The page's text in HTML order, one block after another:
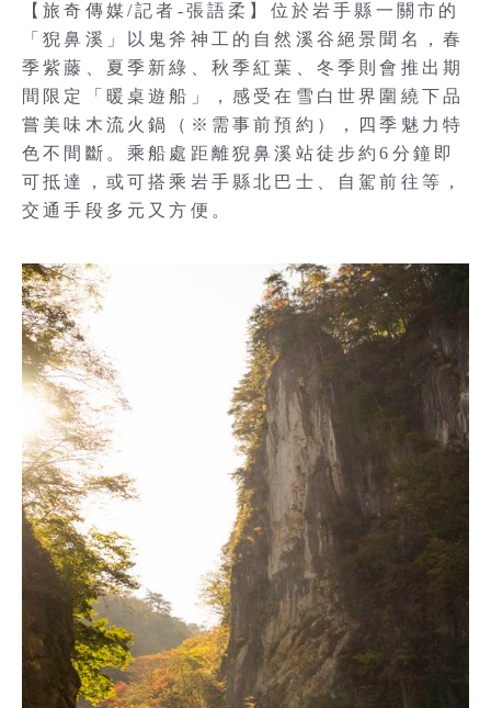
【旅奇傳媒/記者-張語柔】位於岩手縣一關市的
「猊鼻溪」以鬼斧神工的自然溪谷絕景聞名，春
季紫藤、夏季新綠、秋季紅葉、冬季則會推出期
間限定「暖桌遊船」，感受在雪白世界圍繞下品
嘗美味木流火鍋（※需事前預約），四季魅力特
色不間斷。乘船處距離猊鼻溪站徒步約6分鐘即
可抵達，或可搭乘岩手縣北巴士、自駕前往等，
交通手段多元又方便。